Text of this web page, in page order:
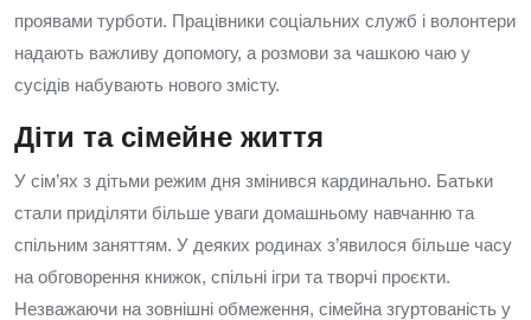
проявами турботи. Працівники соціальних служб і волонтери
надають важливу допомогу, а розмови за чашкою чаю у
сусідів набувають нового змісту.
Діти та сімейне життя
У сім’ях з дітьми режим дня змінився кардинально. Батьки
стали приділяти більше уваги домашньому навчанню та
спільним заняттям. У деяких родинах з’явилося більше часу
на обговорення книжок, спільні ігри та творчі проєкти.
Незважаючи на зовнішні обмеження, сімейна згуртованість у